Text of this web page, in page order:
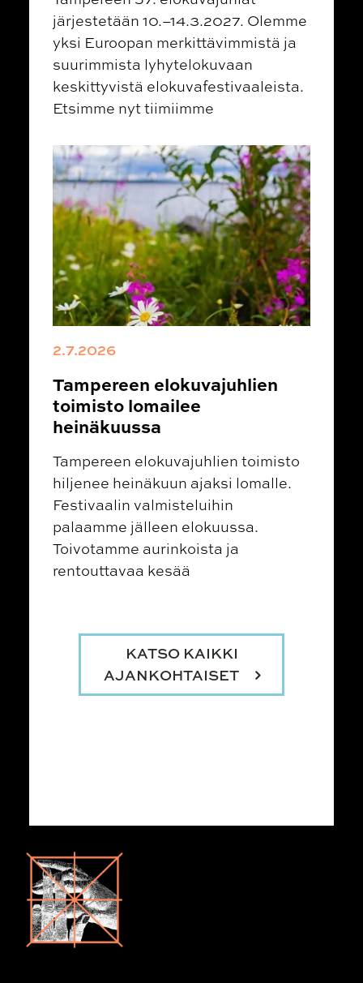
järjestetään 10.–14.3.2027. Olemme
yksi Euroopan merkittävimmistä ja
suurimmista lyhytelokuvaan
keskittyvistä elokuvafestivaaleista.
Etsimme nyt tiimiimme
2.7.2026
Tampereen elokuvajuhlien
toimisto lomailee
heinäkuussa
Tampereen elokuvajuhlien toimisto
hiljenee heinäkuun ajaksi lomalle.
Festivaalin valmisteluihin
palaamme jälleen elokuussa.
Toivotamme aurinkoista ja
rentouttavaa kesää
KATSO KAIKKI
AJANKOHTAISET